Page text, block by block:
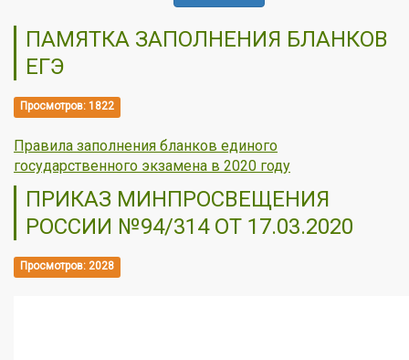
ПАМЯТКА ЗАПОЛНЕНИЯ БЛАНКОВ
ЕГЭ
Просмотров: 1822
Правила заполнения бланков единого
государственного экзамена в 2020 году
ПРИКАЗ МИНПРОСВЕЩЕНИЯ
РОССИИ №94/314 ОТ 17.03.2020
Просмотров: 2028